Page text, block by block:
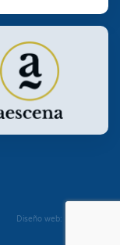
Diseño web: Diego Seixo